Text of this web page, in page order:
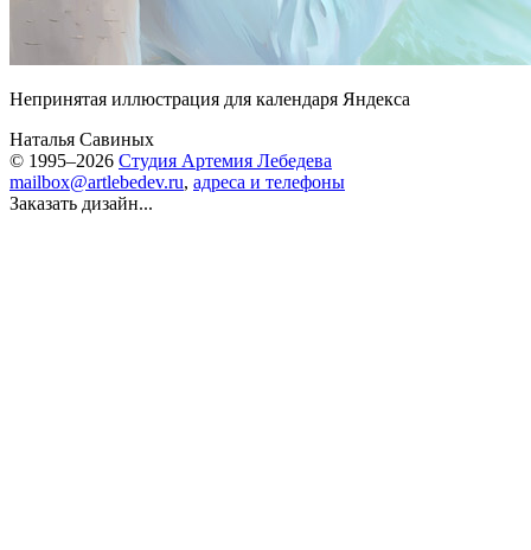
Непринятая иллюстрация для календаря Яндекса
Наталья Савиных
© 1995–2026 Студия Артемия Лебедева
mailbox@artlebedev.ru, адреса и телефоны
Заказать дизайн...